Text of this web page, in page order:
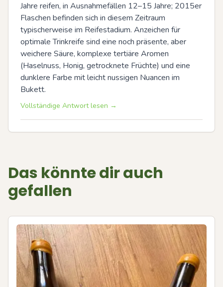
Jahre reifen, in Ausnahmefällen 12–15 Jahre; 2015er
Flaschen befinden sich in diesem Zeitraum
typischerweise im Reifestadium. Anzeichen für
optimale Trinkreife sind eine noch präsente, aber
weichere Säure, komplexe tertiäre Aromen
(Haselnuss, Honig, getrocknete Früchte) und eine
dunklere Farbe mit leicht nussigen Nuancen im
Bukett.
Vollständige Antwort lesen →
Das könnte dir auch
gefallen